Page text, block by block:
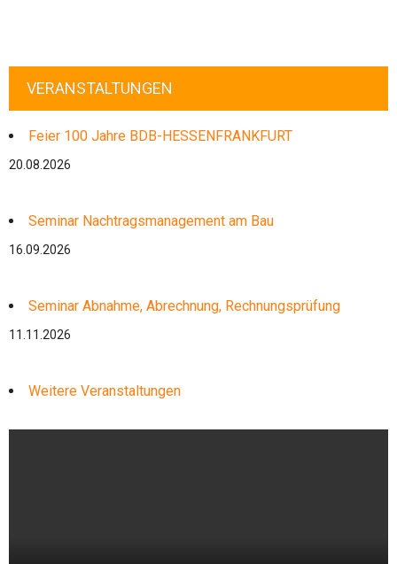
VERANSTALTUNGEN
Feier 100 Jahre BDB-HESSENFRANKFURT
20.08.2026
Seminar Nachtragsmanagement am Bau
16.09.2026
Seminar Abnahme, Abrechnung, Rechnungsprüfung
11.11.2026
Weitere Veranstaltungen